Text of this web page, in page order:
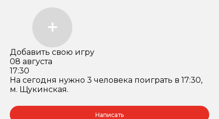
Добавить свою игру
08 августа
17:30
На сегодня нужно 3 человека поиграть в 17:30,
м. Щукинская.
Написать